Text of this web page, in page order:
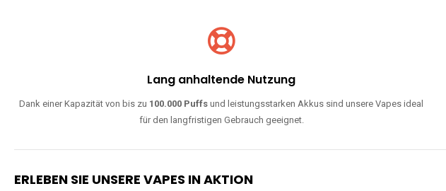
Lang anhaltende Nutzung
Dank einer Kapazität von bis zu 100.000 Puffs und leistungsstarken Akkus sind unsere Vapes ideal
für den langfristigen Gebrauch geeignet.
ERLEBEN SIE UNSERE VAPES IN AKTION